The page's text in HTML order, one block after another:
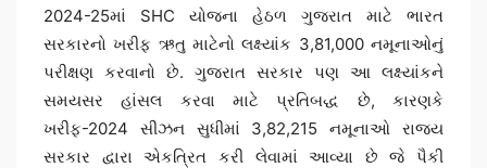
2024-25માં SHC યોજના હેઠળ ગુજરાત માટે ભારત
સરકારનો ખરીફ ઋતુ માટેનો લક્ષ્યાંક 3,81,000 નમૂનાઓનું
પરીક્ષણ કરવાનો છે. ગુજરાત સરકાર પણ આ લક્ષ્યાંકને
સમયસર હાંસલ કરવા માટે પ્રતિબદ્ધ છે, કારણકે
ખરીફ-2024 સીઝન સુધીમાં 3,82,215 નમૂનાઓ રાજ્ય
સરકાર દ્વારા એકત્રિત કરી લેવામાં આવ્યા છે જે પૈકી